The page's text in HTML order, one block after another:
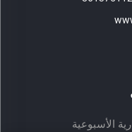
الأسبوعية